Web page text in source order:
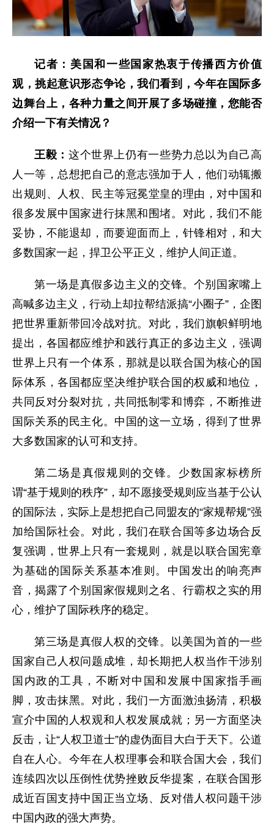
记者：美国和一些国家热衷于传播西方价值
观，挑起意识形态争论，我们看到，今年在国际多
边舞台上，各种力量之间开展了多场碰撞，您能否
介绍一下有关情况？
王毅： 这个世界上仍有一些势力总以为自己高
人一等，总想把自己的意志强加于人，他们动辄搬
出规则、人权、民主等冠冕堂皇的理由，对中国和
很多发展中国家进行抹黑和围堵。对此，我们不能
妥协，不能退却，而要迎面而上，针锋相对，和大
多数国家一起，捍卫公平正义，维护人间正道。
第一场是真假多边主义的交锋。个别国家嘴上
高喊多边主义，行动上却拉帮结派搞“小圈子”，企图
把世界重新带回冷战对抗。对此，我们旗帜鲜明地
提出，各国都应维护和践行真正的多边主义，强调
世界上只有一个体系，那就是以联合国为核心的国
际体系，各国都应坚决维护联合国的权威和地位，
共同反对分裂对抗，共同抵制零和博弈，不断推进
国际关系的民主化。中国的这一立场，得到了世界
大多数国家的认可和支持。
第二场是真假规则的交锋。少数国家标榜所
谓“基于规则的秩序”，却不愿接受规则应当基于公认
的国际法，实际上是想把自己同盟友的“家规帮规”强
加给国际社会。对此，我们在联合国等多边场合反
复强调，世界上只有一套规则，就是以联合国宪章
为基础的国际关系基本准则。中国发出的响亮声
音，揭露了个别国家假规则之名、行霸权之实的用
心，维护了国际秩序的稳定。
第三场是真假人权的交锋。以美国为首的一些
国家自己人权问题成堆，却长期把人权当作干涉别
国内政的工具，不断对中国和发展中国家指手画
脚，攻击抹黑。对此，我们一方面激浊扬清，积极
宣介中国的人权观和人权发展成就；另一方面坚决
反击，让“人权卫道士”的虚伪面目大白于天下。公道
自在人心。今年在人权理事会和联合国大会，我们
连续四次以压倒性优势挫败反华提案，在联合国形
成近百国支持中国正当立场、反对借人权问题干涉
中国内政的强大声势。